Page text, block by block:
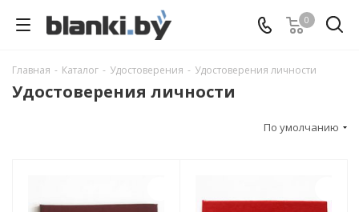
0
Главная - Каталог - Удостоверения - Удостоверения личности
Удостоверения личности
По умолчанию